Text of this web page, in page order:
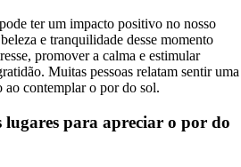
ter um impacto positivo no nosso
e tranquilidade desse momento
promover a calma e estimular
Muitas pessoas relatam sentir uma
ao contemplar o por do sol.
lugares para apreciar o por do